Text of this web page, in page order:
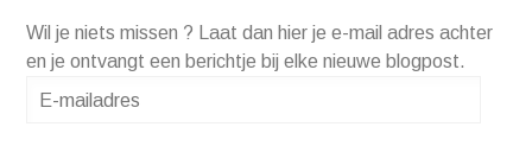
Wil je niets missen ? Laat dan hier je e-mail adres achter
en je ontvangt een berichtje bij elke nieuwe blogpost.
E-